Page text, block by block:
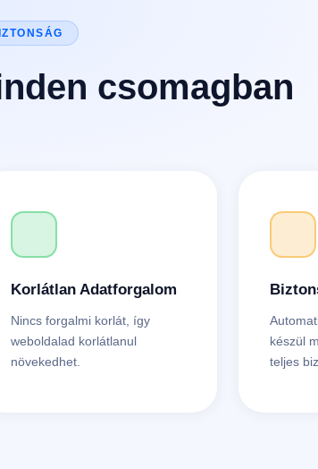
csomagban
Korlátlan Adatforgalom
Nincs forgalmi korlát, így
weboldalad korlátlanul
növekedhet.
készül
teljes